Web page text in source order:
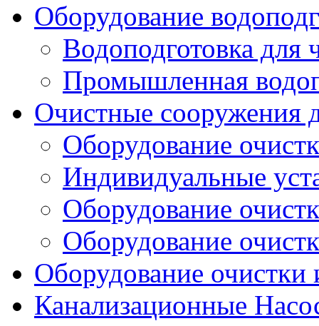
Оборудование
Водоподготовка для
Промышленная
Очистные сооружения
Оборудование
Индивидуальные
Оборудование
Оборудование
Оборудование очистки
Канализационные